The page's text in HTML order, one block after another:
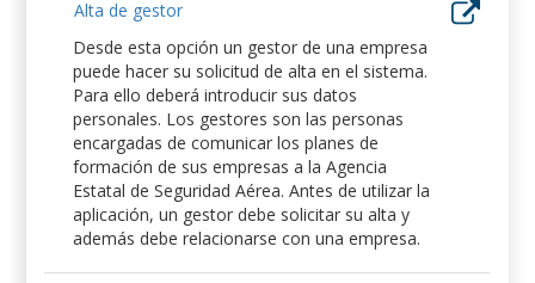
Alta de gestor
Desde esta opción un gestor de una empresa
puede hacer su solicitud de alta en el sistema.
Para ello deberá introducir sus datos
personales. Los gestores son las personas
encargadas de comunicar los planes de
formación de sus empresas a la Agencia
Estatal de Seguridad Aérea. Antes de utilizar la
aplicación, un gestor debe solicitar su alta y
además debe relacionarse con una empresa.